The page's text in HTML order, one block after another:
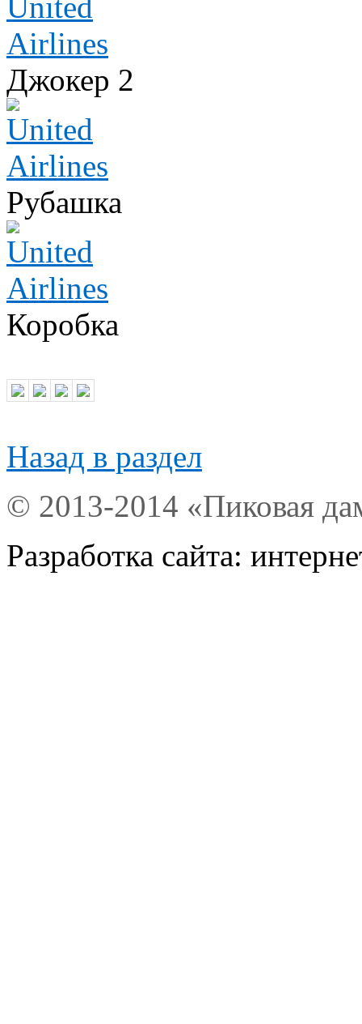
Джокер 2
Рубашка
Коробка
Назад в раздел
© 2013-2014 «Пиковая
Разработка сайта: